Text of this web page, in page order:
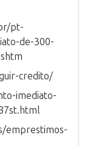
pt-
de-300-
credito/
imediato-
emprestimos-